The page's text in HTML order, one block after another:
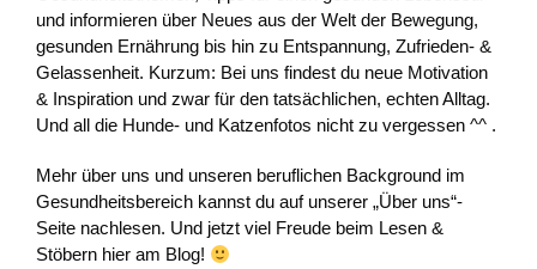
und informieren über Neues aus der Welt der Bewegung,
gesunden Ernährung bis hin zu Entspannung, Zufrieden- &
Gelassenheit. Kurzum: Bei uns findest du neue Motivation
& Inspiration und zwar für den tatsächlichen, echten Alltag.
Und all die Hunde- und Katzenfotos nicht zu vergessen ^^ .
Mehr über uns und unseren beruflichen Background im
Gesundheitsbereich kannst du auf unserer „Über uns“-
Seite nachlesen. Und jetzt viel Freude beim Lesen &
Stöbern hier am Blog!